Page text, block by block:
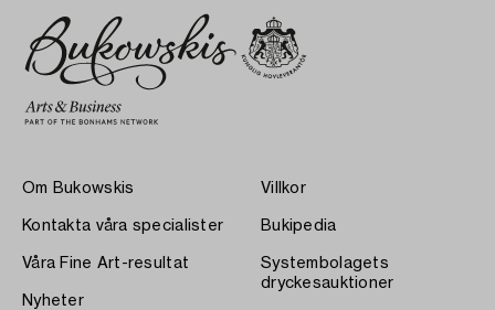
Om Bukowskis
Kontakta våra specialister
Våra Fine Art-resultat
Nyheter
Villkor
Bukipedia
Systembolagets
dryckesauktioner